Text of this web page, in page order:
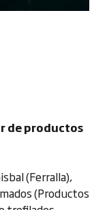
de productos
(Ferralla),
(Productos